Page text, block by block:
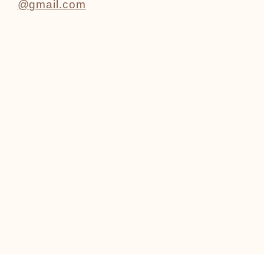
@gmail.com